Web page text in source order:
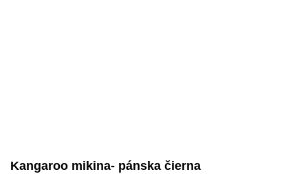
Kangaroo mikina- pánska čierna